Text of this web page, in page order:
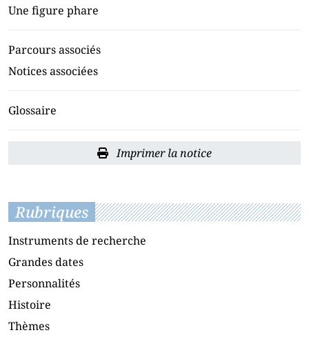
Une figure phare
Parcours associés
Notices associées
Glossaire
Imprimer la notice
Rubriques
Instruments de recherche
Grandes dates
Personnalités
Histoire
Thèmes